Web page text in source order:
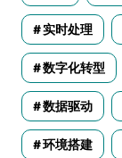
实时处理
数字化转型
数据驱动
环境搭建